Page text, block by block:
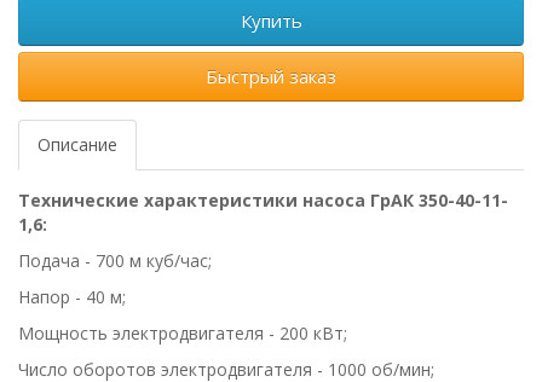
Купить
Быстрый заказ
Описание
Технические характеристики насоса ГрАК 350-40-11-
1,6:
Подача - 700 м куб/час;
Напор - 40 м;
Мощность электродвигателя - 200 кВт;
Число оборотов электродвигателя - 1000 об/мин;